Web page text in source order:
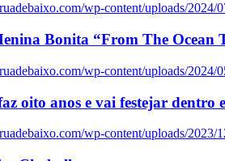
wp-content/uploads/2024/
Bonita “From The Ocean
wp-content/uploads/2024/
oito anos e vai festejar dentro
wp-content/uploads/2023/